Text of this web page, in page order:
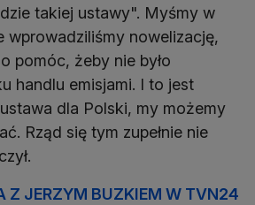
takiej ustawy". Myśmy w
wprowadziliśmy nowelizację,
pomóc, żeby nie było
handlu emisjami. I to jest
dla Polski, my możemy
Rząd się tym zupełnie nie
Z JERZYM BUZKIEM W TVN24